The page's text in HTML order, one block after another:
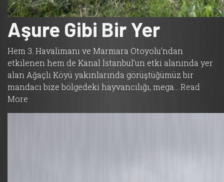
Aşure Gibi Bir Yer
Hem 3. Havalimanı ve Marmara Otoyolu’ndan
etkilenen hem de Kanal İstanbul’un etki alanında yer
alan Ağaçlı Köyü yakınlarında görüştüğümüz bir
mandacı bize bölgedeki hayvancılığı, mega… Read
More